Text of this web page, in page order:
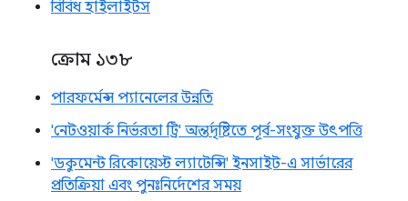
বিবিধ হাইলাইটস
ক্রোম ১৩৮
পারফর্মেন্স প্যানেলের উন্নতি
'নেটওয়ার্ক নির্ভরতা ট্রি' অন্তর্দৃষ্টিতে পূর্ব-সংযুক্ত উৎপত্তি
'ডকুমেন্ট রিকোয়েস্ট ল্যাটেন্সি' ইনসাইট-এ সার্ভারের
প্রতিক্রিয়া এবং পুনঃনির্দেশের সময়